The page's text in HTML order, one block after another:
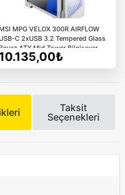
MPG VELOX 300R AIRFLOW
C 2xUSB 3.2 Tempered Glass
ATX Mid Tower Bilgisayar
Kasası
10.135,00₺
Taksit
Seçenekleri